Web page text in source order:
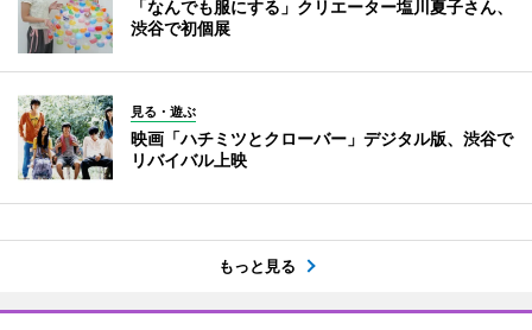
「なんでも服にする」クリエーター塩川夏子さん、
渋谷で初個展
見る・遊ぶ
映画「ハチミツとクローバー」デジタル版、渋谷で
リバイバル上映
もっと見る